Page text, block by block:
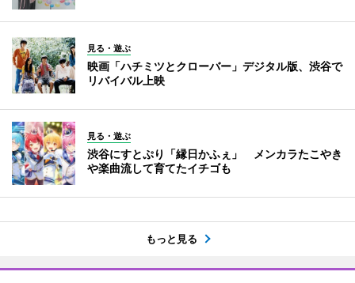
見る・遊ぶ
映画「ハチミツとクローバー」デジタル版、渋谷で
リバイバル上映
見る・遊ぶ
渋谷にすとぷり「縁日かふぇ」 メンカラたこやき
や楽曲流して育てたイチゴも
もっと見る